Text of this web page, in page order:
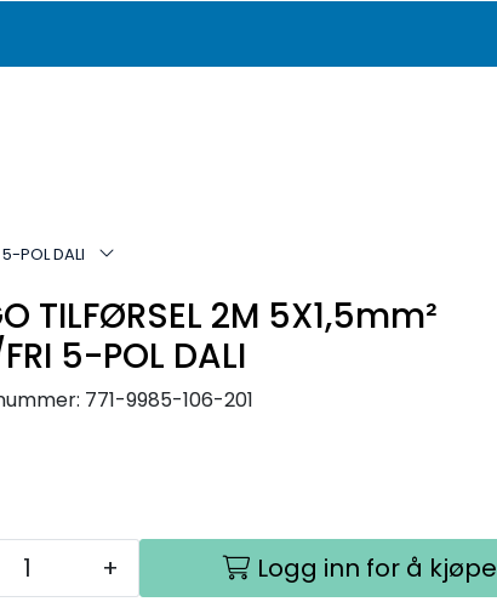
POL DALI
TILFØRSEL 2M 5X1,5mm²
5-POL DALI
771-9985-106-201
+ Logg inn for å kjøpe